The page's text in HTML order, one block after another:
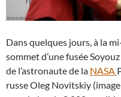
Dans quelques jours, à la
sommet d’une fusée
de l’astronaute de la NASA
russe Oleg Novitskiy